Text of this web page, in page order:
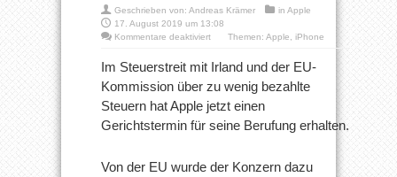
Geschrieben von: Andreas Krämer in Apple
17. August 2019 um 13:08
Kommentare deaktiviertfür
Berufung
im
EU-
hat
einen
Themen: Apple iPhone
Im Steuerstreit mit Irland und der EU-
Kommission über zu wenig bezahlte
Steuern hat Apple jetzt einen
Gerichtstermin für seine Berufung erhalten.
Von der EU wurde der Konzern dazu